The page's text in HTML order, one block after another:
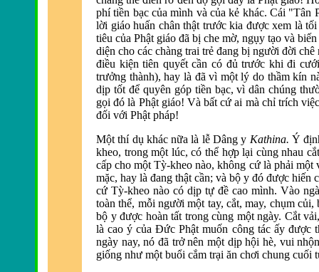
phí tiền bạc của mình và của kẻ khác. Cái "Tân
lời giáo huấn chân thật trước kia được xem là
tiêu của Phật giáođã bị che mờ, ngụy tạo và
diện cho các chàng trai trẻ đang bị người đời chê
điều kiện tiên quyết cần có đủ trước khi đi
trưởng thành), hay là đã vì một lý do thầm kín
dịp tốt để quyên góp tiền bạc, vì dân chúng
gọiđó là Phật giáo! Và bất cứ ai mà chỉ trích
đối với Phật pháp!
Một thí dụ khác nữa là lễ Dâng y Kathina. Ý
kheo, trong một lúc, có thể hợp lại cùng nhau
cấp cho một Tỳ-kheo nào, không cứ là phải một
mặc, hay làđang thật cần; và bộ yđó được hiến
cứ Tỳ-kheo nào có dịp tựđề cao mình. Vào
toàn thể, mỗi người một tay, cắt, may, chụm
bộ yđược hoàn tất trong cùng một ngày. Cắt
là cao ý củaĐức Phật muốn công tác ấy được
ngày nay, nó đã trở nên một dịp hội hè, vui
giống như một buổi cắm trại ăn chơi chung cuối